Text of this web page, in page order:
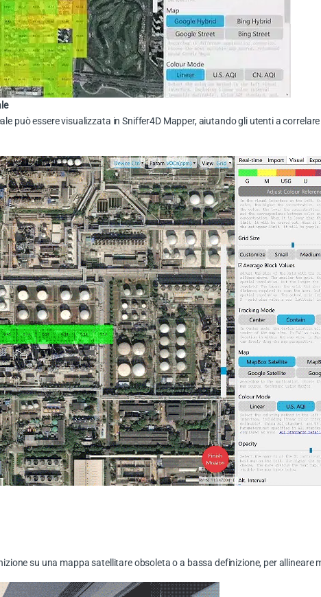
può essere visualizzata in Sniffer4D Mapper, aiutando gli utenti a
su una mappa satellitare obsoleta o a bassa definizione, per allineare